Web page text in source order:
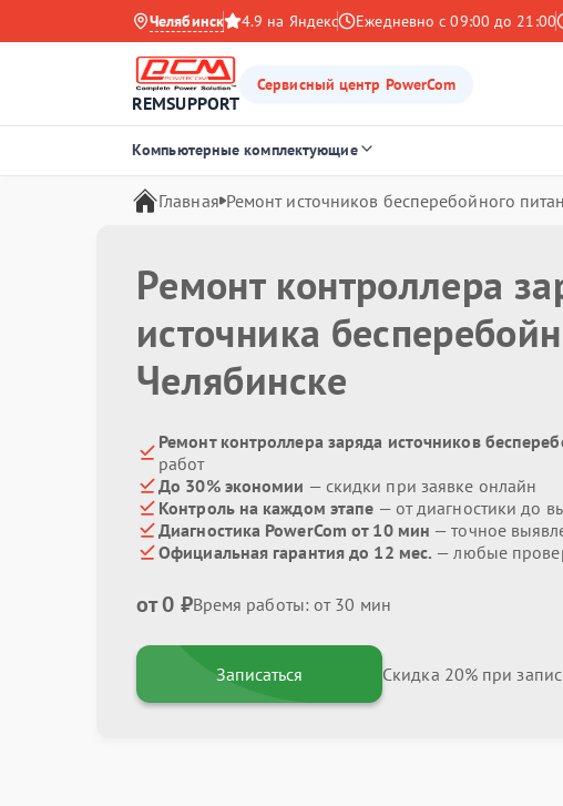
Челябинск 4.9 на Яндекс Ежедневно с 09:00 до 21:00
REMSUPPORT
Сервисный центр PowerCom
Компьютерные комплектующие
Главная Ремонт источников бесперебойного
Ремонт контроллера
источника
Челябинске
Ремонт контроллера заряда источников
работ
До 30% экономии — скидки при заявке онлайн
Контроль на каждом этапе — от диагностики до
Диагностика PowerCom от 10 мин — точное
Официальная гарантия до 12 мес. — любые
от 0 ₽Время работы: от 30 мин
Записаться Скидка 20% при